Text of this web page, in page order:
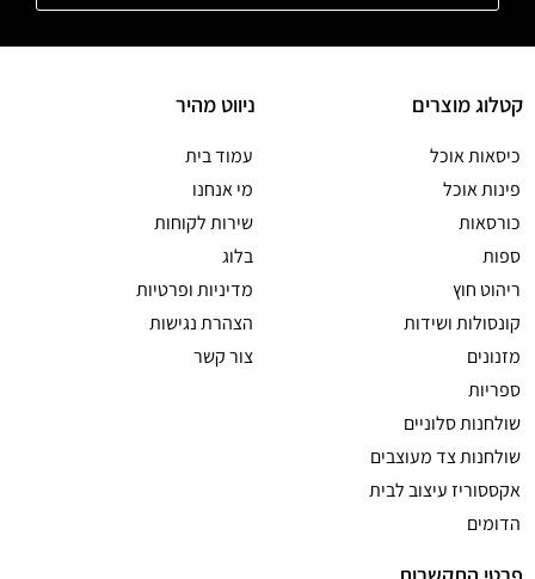
קטלוג מוצרים
כיסאות אוכל
פינות אוכל
כורסאות
ספות
ריהוט חוץ
קונסולות ושידות
מזנונים
ספריות
שולחנות סלוניים
שולחנות צד מעוצבים
אקססוריז עיצוב לבית
הדומים
ניווט מהיר
עמוד בית
מי אנחנו
שירות לקוחות
בלוג
מדיניות ופרטיות
הצהרת נגישות
צור קשר